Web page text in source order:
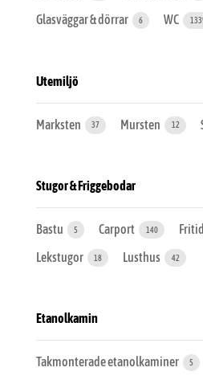
Glasväggar & dörrar 6 WC
Utemiljö
Marksten 37 Mursten 12
Stugor & Friggebodar
Bastu 5 Carport 140
Lekstugor 18 Lusthus 42
Etanolkamin
Takmonterade etanolkaminer 5